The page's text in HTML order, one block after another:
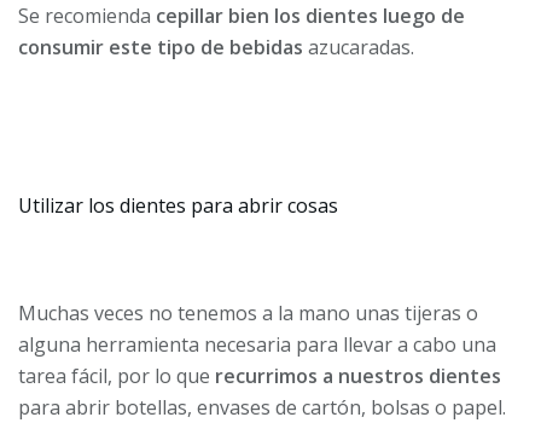
Se recomienda cepillar bien los dientes luego de
consumir este tipo de bebidas azucaradas.
Utilizar los dientes para abrir cosas
Muchas veces no tenemos a la mano unas tijeras o
alguna herramienta necesaria para llevar a cabo una
tarea fácil, por lo que recurrimos a nuestros dientes
para abrir botellas, envases de cartón, bolsas o papel.